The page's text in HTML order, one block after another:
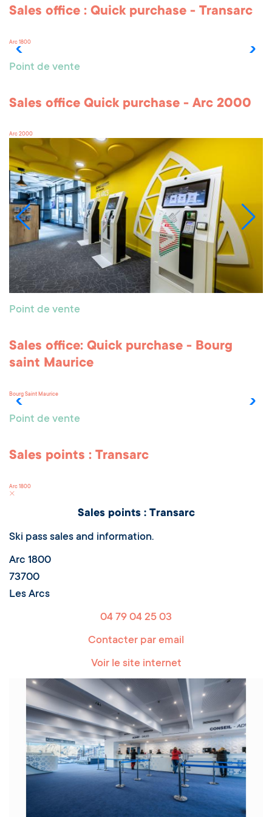
Sales office : Quick purchase - Transarc
Arc 1800
Point de vente
Sales office Quick purchase - Arc 2000
Arc 2000
Point de vente
Sales office: Quick purchase - Bourg
saint Maurice
Bourg Saint Maurice
Point de vente
Sales points : Transarc
Arc 1800
Sales points : Transarc
Ski pass sales and information.
Arc 1800
73700
Les Arcs
04 79 04 25 03
Contacter par email
Voir le site internet